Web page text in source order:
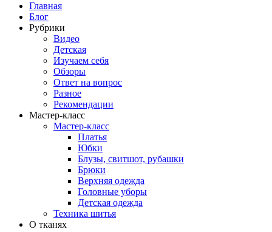
Главная
Блог
Рубрики
Видео
Детская
Изучаем себя
Обзоры
Ответ на вопрос
Разное
Рекомендации
Мастер-класс
Мастер-класс
Платья
Юбки
Блузы, свитшот, рубашки
Брюки
Верхняя одежда
Головные уборы
Детская одежда
Техника шитья
О тканях